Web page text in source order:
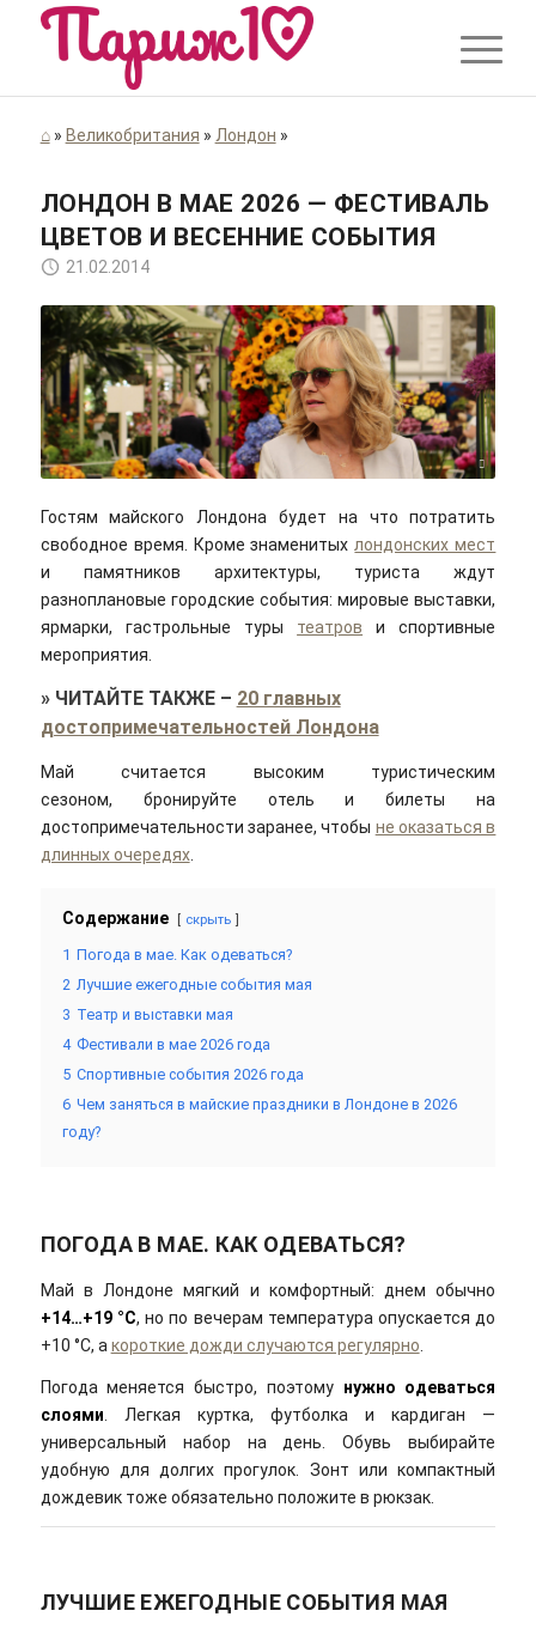
⌂» Великобритания » Лондон »
ЛОНДОН В МАЕ 2026 — ФЕСТИВАЛЬ
ЦВЕТОВ И ВЕСЕННИЕ СОБЫТИЯ
21.02.2014
Natasha de Vere/flickr/Cc-by 2.0
Гостям майского Лондона будет на что потратить
свободное время. Кроме знаменитыхлондонских мест
и памятников архитектуры, туриста ждут
разноплановые городские события: мировые выставки,
ярмарки, гастрольные туры театров и спортивные
мероприятия.
» ЧИТАЙТЕ ТАКЖЕ– 20 главных
достопримечательностей Лондона
Май считается высоким туристическим
сезоном, бронируйте отель и билеты на
достопримечательности заранее, чтобы не оказаться в
длинных очередях.
Содержание скрыть
1 Погода в мае. Как одеваться?
2 Лучшие ежегодные события мая
3 Театр и выставки мая
4 Фестивали в мае 2026 года
5 Спортивные события 2026 года
6 Чем заняться в майские праздники в Лондоне в 2026
году?
ПОГОДА В МАЕ. КАК ОДЕВАТЬСЯ?
Май в Лондоне мягкий и комфортный: днем обычно
+14…+19 °C, но по вечерам температура опускается до
+10 °C, а короткие дожди случаются регулярно
Погода меняется быстро, поэтому нужно одеваться
слоями . Легкая куртка, футболка и кардиган —
универсальный набор на день. Обувь выбирайте
удобную для долгих прогулок. Зонт или компактный
дождевик тоже обязательно положите в рюкзак.
ЛУЧШИЕ ЕЖЕГОДНЫЕ СОБЫТИЯ МАЯ